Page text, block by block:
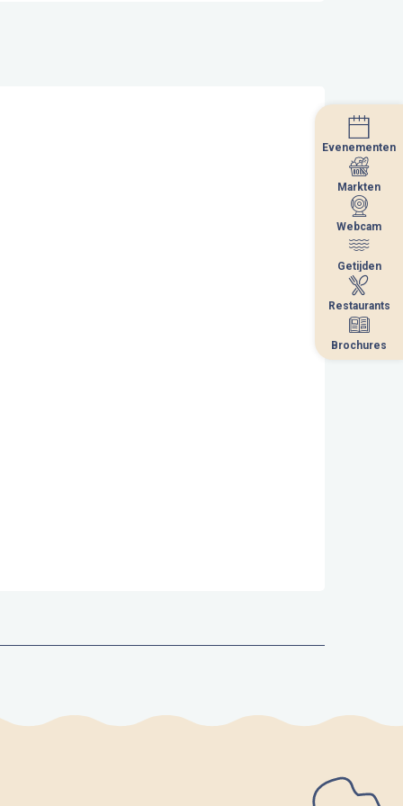
Evenementen
Markten
Webcam
Getijden
Restaurants
Brochures